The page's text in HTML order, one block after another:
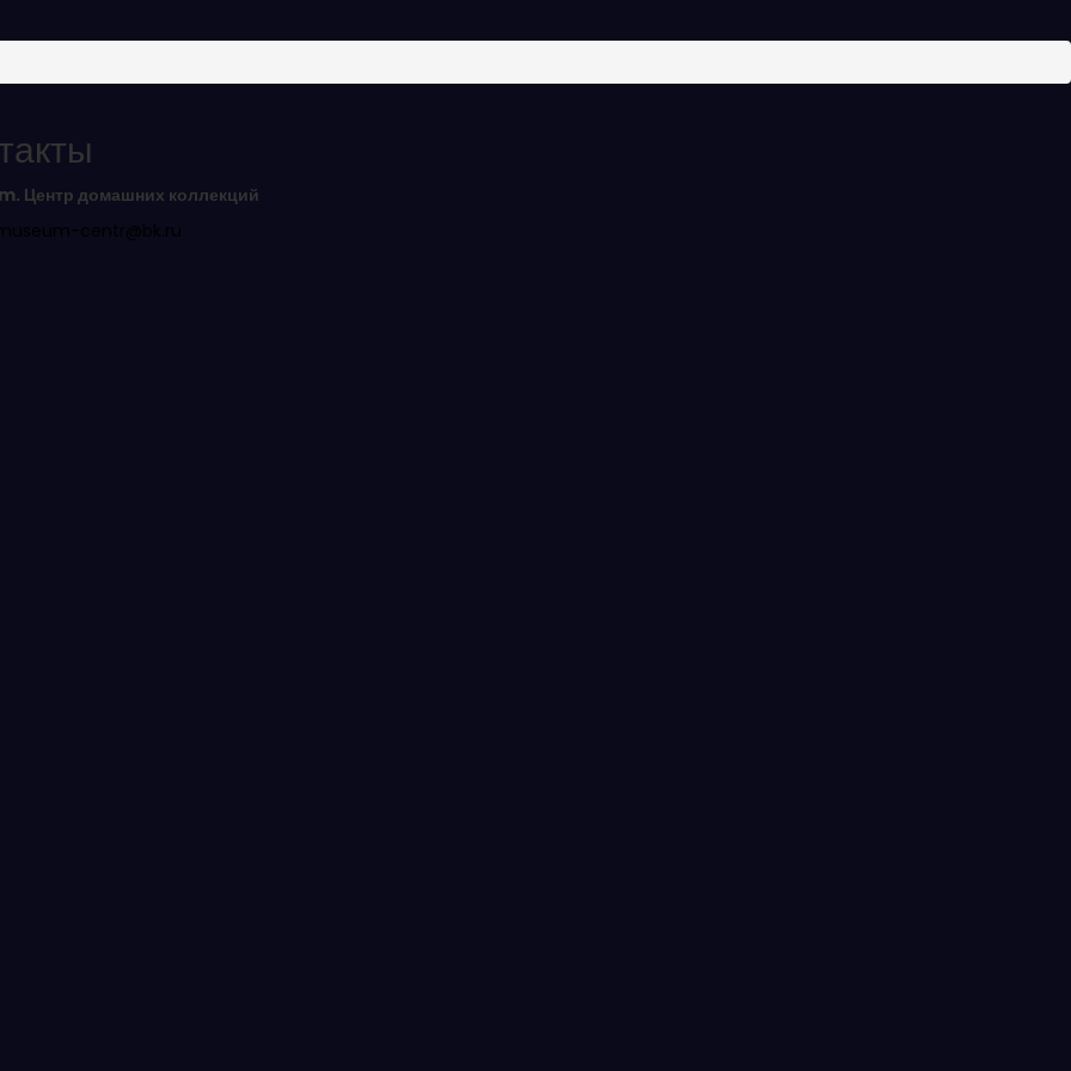
Центр домашних коллекций
centr@bk.ru